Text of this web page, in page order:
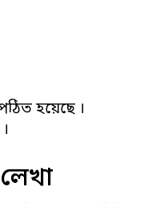
হয়েছে ।